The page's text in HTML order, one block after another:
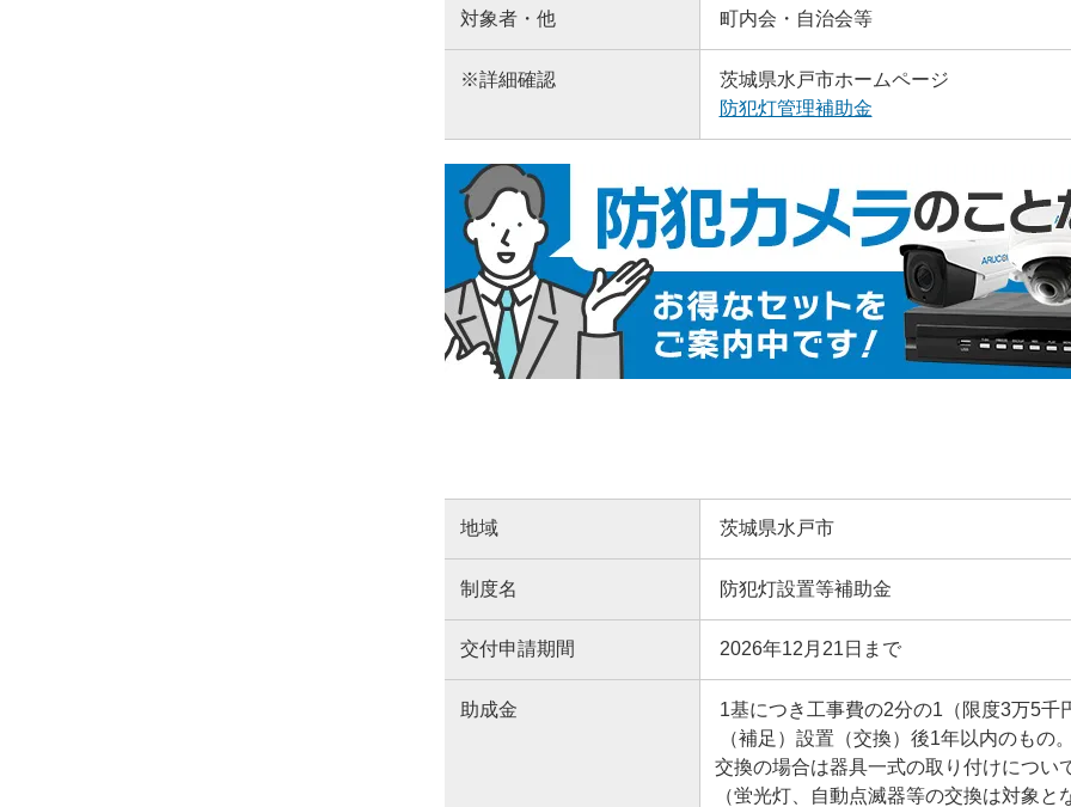
対象者・他 町内会・自治会等
※詳細確認
茨城県水戸市ホームページ
防犯灯管理補助金
地域 茨城県水戸市
制度名 防犯灯設置等補助金
交付申請期間 2026年12月21日まで
助成金
1基につき工事費の2分の1（限度3万5千
（補足）設置（交換）後1年以内のもの。
交換の場合は器具一式の取り付けについ
（蛍光灯、自動点滅器等の交換は対象と